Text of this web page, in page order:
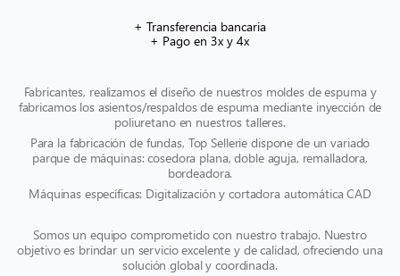
+ Transferencia bancaria
+ Pago en 3x y 4x
Fabricantes, realizamos el diseño de nuestros moldes de espuma y
fabricamos los asientos/respaldos de espuma mediante inyección de
poliuretano en nuestros talleres.
Para la fabricación de fundas, Top Sellerie dispone de un variado
parque de máquinas: cosedora plana, doble aguja, remalladora,
bordeadora.
Máquinas específicas: Digitalización y cortadora automática CAD
Somos un equipo comprometido con nuestro trabajo. Nuestro
objetivo es brindar un servicio excelente y de calidad, ofreciendo una
solución global y coordinada.